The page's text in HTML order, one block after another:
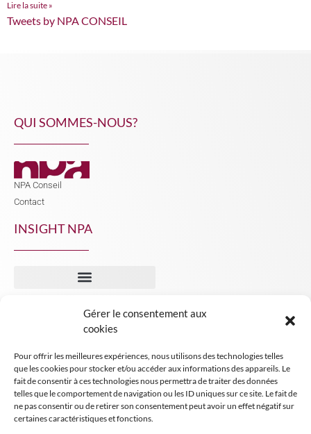
Gérer le consentement aux
cookies
Pour offrir les meilleures expériences, nous utilisons des technologies telles
que les cookies pour stocker et/ou accéder aux informations des appareils. Le
fait de consentir à ces technologies nous permettra de traiter des données
telles que le comportement de navigation ou les ID uniques sur ce site. Le fait de
ne pas consentir ou de retirer son consentement peut avoir un effet négatif sur
certaines caractéristiques et fonctions.
Lire la suite »
Tweets by NPA CONSEIL
QUI SOMMES-NOUS?
NPA Conseil
Contact
INSIGHT NPA
Conditions générales de vente
Tous droits réservés NPA Conseil
2024